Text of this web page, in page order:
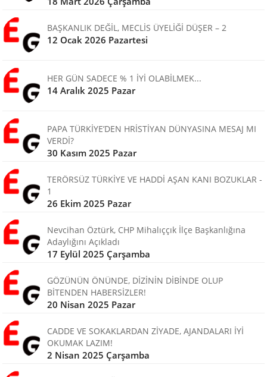
BAŞKANLIK DEĞİL, MECLİS ÜYELİĞİ DÜŞER – 2
12 Ocak 2026 Pazartesi
HER GÜN SADECE % 1 İYİ OLABİLMEK...
14 Aralık 2025 Pazar
PAPA TÜRKİYE’DEN HRİSTİYAN DÜNYASINA MESAJ MI
VERDİ?
30 Kasım 2025 Pazar
TERÖRSÜZ TÜRKİYE VE HADDİ AŞAN KANI BOZUKLAR -
1
26 Ekim 2025 Pazar
Nevcihan Öztürk, CHP Mihalıççık İlçe Başkanlığına
Adaylığını Açıkladı
17 Eylül 2025 Çarşamba
GÖZÜNÜN ÖNÜNDE, DİZİNİN DİBİNDE OLUP
BİTENDEN HABERSİZLER!
20 Nisan 2025 Pazar
CADDE VE SOKAKLARDAN ZİYADE, AJANDALARI İYİ
OKUMAK LAZIM!
2 Nisan 2025 Çarşamba